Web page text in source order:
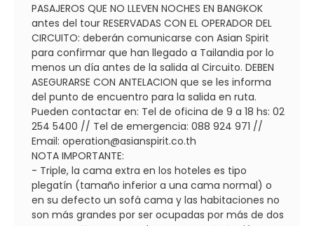
PASAJEROS QUE NO LLEVEN NOCHES EN BANGKOK
antes del tour RESERVADAS CON EL OPERADOR DEL
CIRCUITO: deberán comunicarse con Asian Spirit
para confirmar que han llegado a Tailandia por lo
menos un día antes de la salida al Circuito. DEBEN
ASEGURARSE CON ANTELACION que se les informa
del punto de encuentro para la salida en ruta.
Pueden contactar en: Tel de oficina de 9 a 18 hs: 02
254 5400 // Tel de emergencia: 088 924 971 //
Email: operation@asianspirit.co.th
NOTA IMPORTANTE:
- Triple, la cama extra en los hoteles es tipo
plegatín (tamaño inferior a una cama normal) o
en su defecto un sofá cama y las habitaciones no
son más grandes por ser ocupadas por más de dos